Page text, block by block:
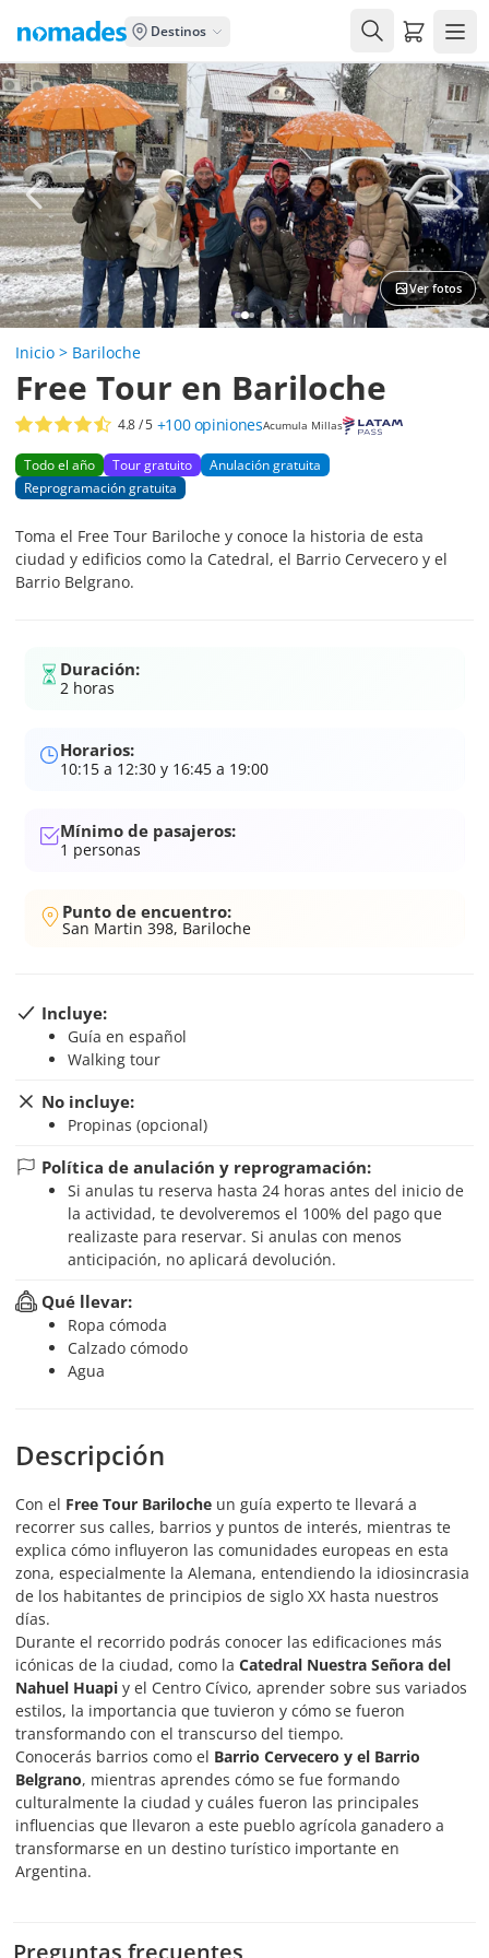
Destinos Carrito
Ver fotos
Inicio > Bariloche
Free Tour en Bariloche
4.8/ 5 +100 opinionesAcumula Millas
Todo el año Tour gratuito
Anulación gratuita
Reprogramación gratuita
Toma el Free Tour Bariloche y conoce la historia de esta
ciudad y edificios como la Catedral, el Barrio Cervecero y el
Barrio Belgrano.
Duración:
2 horas
Horarios:
10:15 a 12:30 y 16:45 a 19:00
Mínimo de pasajeros:
1 personas
Punto de encuentro:
San Martin 398, Bariloche
Incluye:
Guía en español
Walking tour
No incluye:
Propinas (opcional)
Política de anulación y reprogramación:
Si anulas tu reserva hasta 24 horas antes del inicio de
la actividad, te devolveremos el 100% del pago que
realizaste para reservar. Si anulas con menos
anticipación, no aplicará devolución.
Qué llevar:
Ropa cómoda
Calzado cómodo
Agua
Descripción
Con el Free Tour Bariloche un guía experto te llevará a
recorrer sus calles, barrios y puntos de interés, mientras te
explica cómo influyeron las comunidades europeas en esta
zona, especialmente la Alemana, entendiendo la idiosincrasia
de los habitantes de principios de siglo XX hasta nuestros
días.
Durante el recorrido podrás conocer las edificaciones más
icónicas de la ciudad, como la Catedral Nuestra Señora del
Nahuel Huapi y el Centro Cívico, aprender sobre sus variados
estilos, la importancia que tuvieron y cómo se fueron
transformando con el transcurso del tiempo.
Conocerás barrios como el Barrio Cervecero y el Barrio
Belgrano, mientras aprendes cómo se fue formando
culturalmente la ciudad y cuáles fueron las principales
influencias que llevaron a este pueblo agrícola ganadero a
transformarse en un destino turístico importante en
Argentina.
Preguntas frecuentes